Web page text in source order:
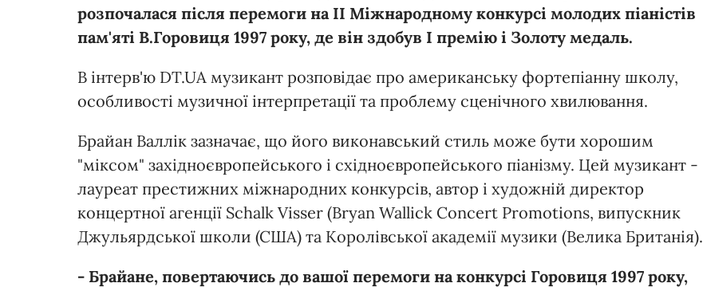
розпочалася після перемоги на ІІ Міжнародному конкурсі молодих піаністів
пам'яті В.Горовиця 1997 року, де він здобув І премію і Золоту медаль.
В інтерв'ю DT.UA музикант розповідає про американську фортепіанну школу,
особливості музичної інтерпретації та проблему сценічного хвилювання.
Брайан Валлік зазначає, що його виконавський стиль може бути хорошим
"міксом" західноєвропейського і східноєвропейського піанізму. Цей музикант -
лауреат престижних міжнародних конкурсів, автор і художній директор
концертної агенції Schalk Visser (Bryan Wallick Concert Promotions, випускник
Джульярдської школи (США) та Королівської академії музики (Велика Британія).
- Брайане, повертаючись до вашої перемоги на конкурсі Горовиця 1997 року,